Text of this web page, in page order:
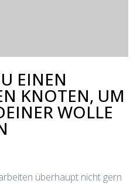
EINEN
KNOTEN, UM
WOLLE
überhaupt nicht gern